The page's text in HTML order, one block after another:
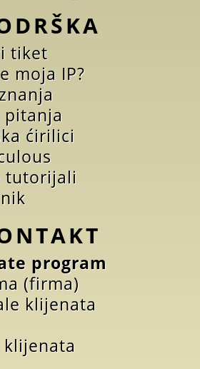
tiket
moja IP?
pitanja
ćirilici
tutorijali
program
(firma)
klijenata
klijenata